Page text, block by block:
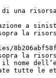
di una
a
la
la
il nome
tutte le